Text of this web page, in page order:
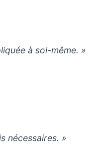
à soi-même. »
nécessaires. »